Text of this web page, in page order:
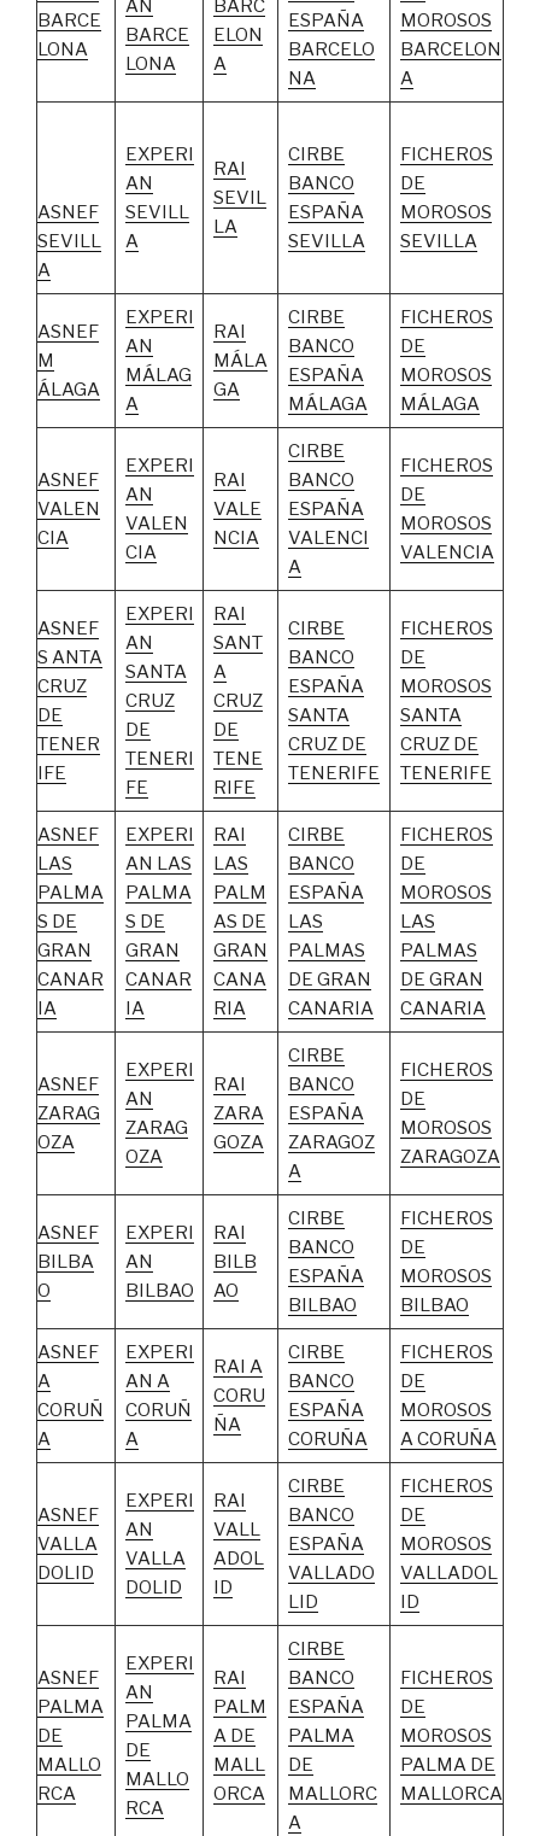
BARCE
LONA
AN
BARCE
LONA
BARC
ELON
A
ESPAÑA
BARCELO
NA
MOROSOS
BARCELON
A
ASNEF
SEVILL
A
EXPERI
AN
SEVILL
A
RAI
SEVIL
LA
CIRBE
BANCO
ESPAÑA
SEVILLA
FICHEROS
DE
MOROSOS
SEVILLA
ASNEF
M
ÁLAGA
EXPERI
AN
MÁLAG
A
RAI
MÁLA
GA
CIRBE
BANCO
ESPAÑA
MÁLAGA
FICHEROS
DE
MOROSOS
MÁLAGA
ASNEF
VALEN
CIA
EXPERI
AN
VALEN
CIA
RAI
VALE
NCIA
CIRBE
BANCO
ESPAÑA
VALENCI
A
FICHEROS
DE
MOROSOS
VALENCIA
ASNEF
S ANTA
CRUZ
DE
TENER
IFE
EXPERI
AN
SANTA
CRUZ
DE
TENERI
FE
RAI
SANT
A
CRUZ
DE
TENE
RIFE
CIRBE
BANCO
ESPAÑA
SANTA
CRUZ DE
TENERIFE
FICHEROS
DE
MOROSOS
SANTA
CRUZ DE
TENERIFE
ASNEF
LAS
PALMA
S DE
GRAN
CANAR
IA
EXPERI
AN LAS
PALMA
S DE
GRAN
CANAR
IA
RAI
LAS
PALM
AS DE
GRAN
CANA
RIA
CIRBE
BANCO
ESPAÑA
LAS
PALMAS
DE GRAN
CANARIA
FICHEROS
DE
MOROSOS
LAS
PALMAS
DE GRAN
CANARIA
ASNEF
ZARAG
OZA
EXPERI
AN
ZARAG
OZA
RAI
ZARA
GOZA
CIRBE
BANCO
ESPAÑA
ZARAGOZ
A
FICHEROS
DE
MOROSOS
ZARAGOZA
ASNEF
BILBA
O
EXPERI
AN
BILBAO
RAI
BILB
AO
CIRBE
BANCO
ESPAÑA
BILBAO
FICHEROS
DE
MOROSOS
BILBAO
ASNEF
A
CORUÑ
A
EXPERI
AN A
CORUÑ
A
RAI A
CORU
ÑA
CIRBE
BANCO
ESPAÑA
CORUÑA
FICHEROS
DE
MOROSOS
A CORUÑA
ASNEF
VALLA
DOLID
EXPERI
AN
VALLA
DOLID
RAI
VALL
ADOL
ID
CIRBE
BANCO
ESPAÑA
VALLADO
LID
FICHEROS
DE
MOROSOS
VALLADOL
ID
ASNEF
PALMA
DE
MALLO
RCA
EXPERI
AN
PALMA
DE
MALLO
RCA
RAI
PALM
A DE
MALL
ORCA
CIRBE
BANCO
ESPAÑA
PALMA
DE
MALLORC
A
FICHEROS
DE
MOROSOS
PALMA DE
MALLORCA